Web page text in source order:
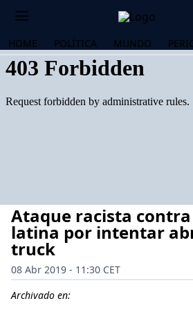
HOME POLÍTICA MUNDO
Ataque racista
latina por intentar
truck
08 Abr 2019 - 11:30 CET
Archivado en: